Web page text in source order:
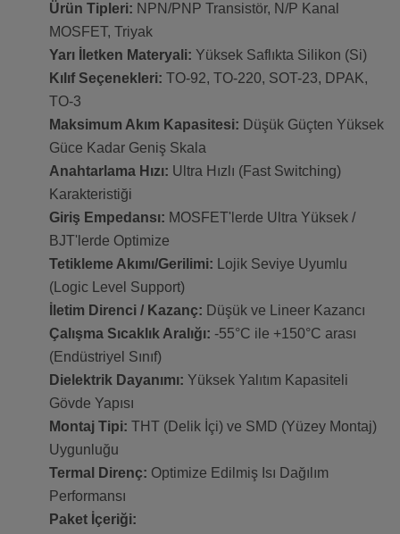
Ürün Tipleri: NPN/PNP Transistör, N/P Kanal
MOSFET, Triyak
Yarı İletken Materyali: Yüksek Saflıkta Silikon (Si)
Kılıf Seçenekleri: TO-92, TO-220, SOT-23, DPAK,
TO-3
Maksimum Akım Kapasitesi: Düşük Güçten Yüksek
Güce Kadar Geniş Skala
Anahtarlama Hızı: Ultra Hızlı (Fast Switching)
Karakteristiği
Giriş Empedansı: MOSFET'lerde Ultra Yüksek /
BJT'lerde Optimize
Tetikleme Akımı/Gerilimi: Lojik Seviye Uyumlu
(Logic Level Support)
İletim Direnci / Kazanç: Düşük ve Lineer Kazancı
Çalışma Sıcaklık Aralığı: -55°C ile +150°C arası
(Endüstriyel Sınıf)
Dielektrik Dayanımı: Yüksek Yalıtım Kapasiteli
Gövde Yapısı
Montaj Tipi: THT (Delik İçi) ve SMD (Yüzey Montaj)
Uygunluğu
Termal Direnç: Optimize Edilmiş Isı Dağılım
Performansı
Paket İçeriği: